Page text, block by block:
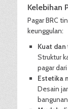
Kelebihan
Pagar BRC
keunggulan:
Kuat
Struktur
pagar
Estetika
Desain